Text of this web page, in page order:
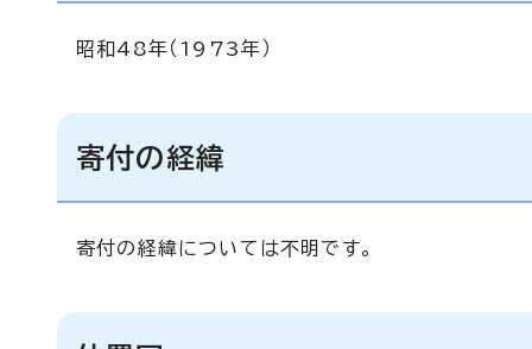
昭和48年（1973年）
寄付の経緯
寄付の経緯については不明です。